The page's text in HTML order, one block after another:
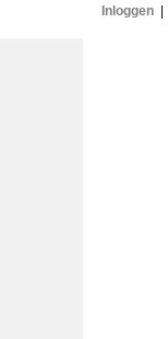
Inloggen